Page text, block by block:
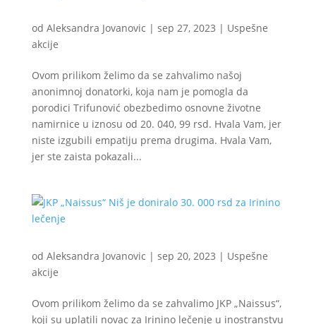
od Aleksandra Jovanovic | sep 27, 2023 | Uspešne
akcije
Ovom prilikom želimo da se zahvalimo našoj
anonimnoj donatorki, koja nam je pomogla da
porodici Trifunović obezbedimo osnovne životne
namirnice u iznosu od 20. 040, 99 rsd. Hvala Vam, jer
niste izgubili empatiju prema drugima. Hvala Vam,
jer ste zaista pokazali...
od Aleksandra Jovanovic | sep 20, 2023 | Uspešne
akcije
Ovom prilikom želimo da se zahvalimo JKP „Naissus“,
koji su uplatili novac za Irinino lečenje u inostranstvu